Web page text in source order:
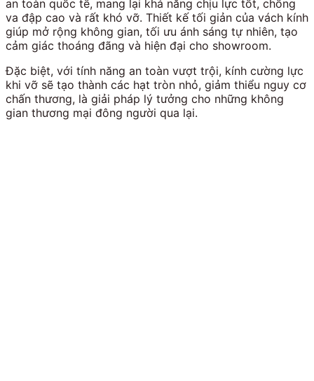
an toàn quốc tế, mang lại khả năng chịu lực tốt, chống
va đập cao và rất khó vỡ. Thiết kế tối giản của vách kính
giúp mở rộng không gian, tối ưu ánh sáng tự nhiên, tạo
cảm giác thoáng đãng và hiện đại cho showroom.
Đặc biệt, với tính năng an toàn vượt trội, kính cường lực
khi vỡ sẽ tạo thành các hạt tròn nhỏ, giảm thiểu nguy cơ
chấn thương, là giải pháp lý tưởng cho những không
gian thương mại đông người qua lại.